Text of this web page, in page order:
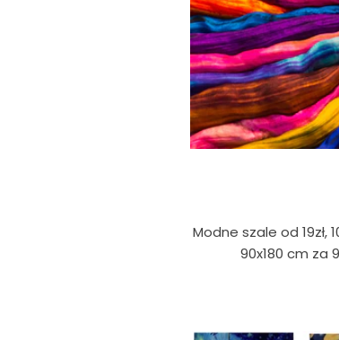
Modne szale od 19zł,
90x180 cm za